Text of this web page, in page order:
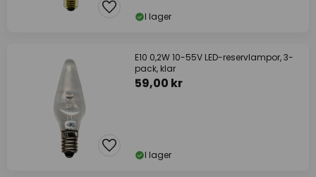
I lager
E10 0,2W 10-55V LED-reservlampor, 3-
pack, klar
59,00 kr
I lager